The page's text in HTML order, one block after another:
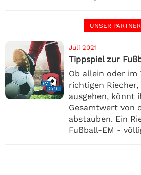
UNSER PARTNER
Juli 2021
Tippspiel zur
Ob allein oder im
richtigen
ausgehen, könnt
Gesamtwert von
abstauben. Ein
Fußball-EM -